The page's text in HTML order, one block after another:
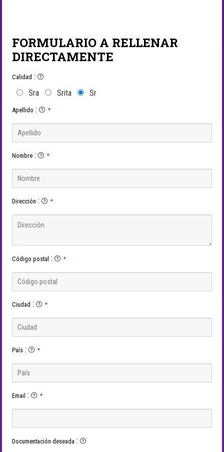
FORMULARIO A RELLENAR
DIRECTAMENTE
Calidad :
Sra
Srita Sr
Apellido : *
Nombre : *
Dirección : *
Código postal : *
Ciudad : *
País : *
Email : *
Documentación deseada :